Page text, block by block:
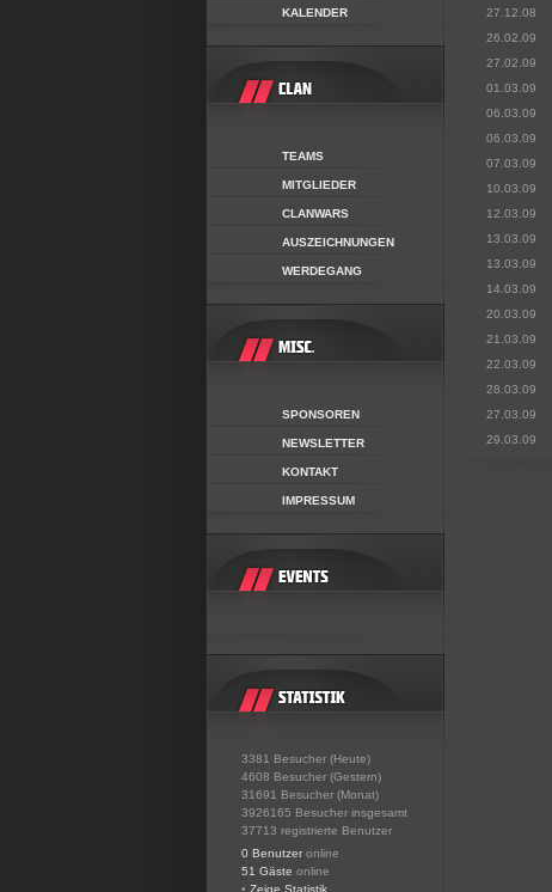
KALENDER
TEAMS
MITGLIEDER
CLANWARS
AUSZEICHNUNGEN
WERDEGANG
SPONSOREN
NEWSLETTER
KONTAKT
IMPRESSUM
3381 Besucher (Heute)
4608 Besucher (Gestern)
31691 Besucher (Monat)
3926165 Besucher insgesamt
37713 registrierte Benutzer
0 Benutzer online
51 Gäste online
• Zeige Statistik
27.12.08
26.02.09
27.02.09
01.03.09
06.03.09
06.03.09
07.03.09
10.03.09
12.03.09
13.03.09
13.03.09
14.03.09
20.03.09
21.03.09
22.03.09
28.03.09
27.03.09
29.03.09